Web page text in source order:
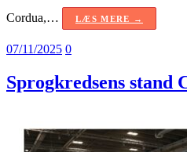
Cordua,…
LÆS MERE →
07/11/2025 0
Sprogkredsens stand